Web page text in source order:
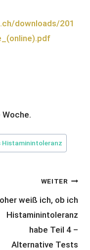
downloads/201
Histaminintoleranz
WEITER
weiß ich, ob ich
Histaminintoleranz
habe Teil 4 –
Alternative Tests